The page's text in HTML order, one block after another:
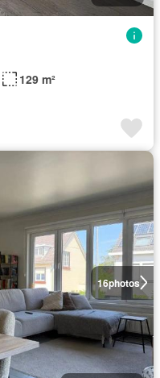
129 m²
16photos